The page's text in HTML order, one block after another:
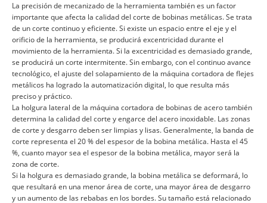
La precisión de mecanizado de la herramienta también es un factor
importante que afecta la calidad del corte de bobinas metálicas. Se trata
de un corte continuo y eficiente. Si existe un espacio entre el eje y el
orificio de la herramienta, se producirá excentricidad durante el
movimiento de la herramienta. Si la excentricidad es demasiado grande,
se producirá un corte intermitente. Sin embargo, con el continuo avance
tecnológico, el ajuste del solapamiento de la máquina cortadora de flejes
metálicos ha logrado la automatización digital, lo que resulta más
preciso y práctico.
La holgura lateral de la máquina cortadora de bobinas de acero también
determina la calidad del corte y engarce del acero inoxidable. Las zonas
de corte y desgarro deben ser limpias y lisas. Generalmente, la banda de
corte representa el 20 % del espesor de la bobina metálica. Hasta el 45
%, cuanto mayor sea el espesor de la bobina metálica, mayor será la
zona de corte.
Si la holgura es demasiado grande, la bobina metálica se deformará, lo
que resultará en una menor área de corte, una mayor área de desgarro
y un aumento de las rebabas en los bordes. Su tamaño está relacionado